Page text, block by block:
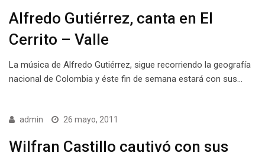
Alfredo Gutiérrez, canta en El
Cerrito – Valle
La música de Alfredo Gutiérrez, sigue recorriendo la geografía
nacional de Colombia y éste fin de semana estará con sus…
admin 26 mayo, 2011
Wilfran Castillo cautivó con sus